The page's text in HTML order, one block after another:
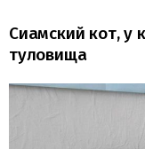
Сиамский кот, у
туловища